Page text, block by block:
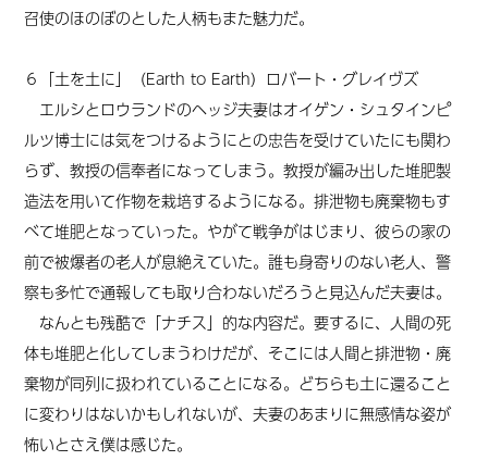
召使のほのぼのとした人柄もまた魅力だ。
６「土を土に」（Earth to Earth）ロバート・グレイヴズ
エルシとロウランドのヘッジ夫妻はオイゲン・シュタインピ
ルツ博士には気をつけるようにとの忠告を受けていたにも関わ
らず、教授の信奉者になってしまう。教授が編み出した堆肥製
造法を用いて作物を栽培するようになる。排泄物も廃棄物もす
べて堆肥となっていった。やがて戦争がはじまり、彼らの家の
前で被爆者の老人が息絶えていた。誰も身寄りのない老人、警
察も多忙で通報しても取り合わないだろうと見込んだ夫妻は。
なんとも残酷で「ナチス」的な内容だ。要するに、人間の死
体も堆肥と化してしまうわけだが、そこには人間と排泄物・廃
棄物が同列に扱われていることになる。どちらも土に還ること
に変わりはないかもしれないが、夫妻のあまりに無感情な姿が
怖いとさえ僕は感じた。